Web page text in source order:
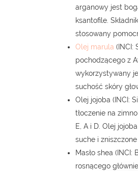
arganowy jest
ksantofile.
stosowany
Olej marula (INCI:
pochodzącego z
wykorzystywany
suchość skóry
Olej jojoba (INCI:
tłoczenie na
E, A i D. Olej
suche i
Masło shea
rosnącego